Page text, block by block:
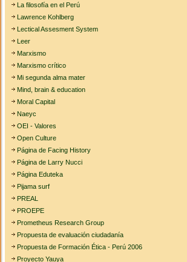
La filosofía en el Perú
Lawrence Kohlberg
Lectical Assesment System
Leer
Marxismo
Marxismo crítico
Mi segunda alma mater
Mind, brain & education
Moral Capital
Naeyc
OEI - Valores
Open Culture
Página de Facing History
Página de Larry Nucci
Página Eduteka
Pijama surf
PREAL
PROEPE
Prometheus Research Group
Propuesta de evaluación ciudadanía
Propuesta de Formación Ética - Perú 2006
Proyecto Yauya